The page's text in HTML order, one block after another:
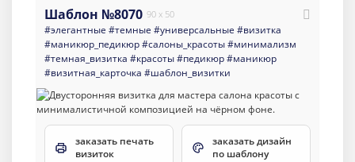
Шаблон №8070 90 x 50
#элегантные #темные #универсальные #визитка
#маникюр_педикюр#салоны_красоты#минимализм
#темная_визитка #красоты#педикюр#маникюр
#визитная_карточка #шаблон_визитки
заказать печать
визиток
заказать дизайн
по шаблону